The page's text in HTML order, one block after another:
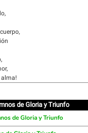
alma!
de Gloria y Triunfo
de Gloria y Triunfo